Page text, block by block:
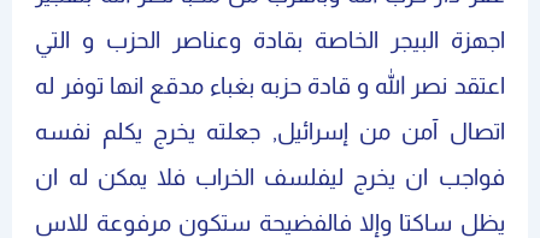
اجهزة البيجر الخاصة بقادة وعناصر الحزب و التي
اعتقد نصر الله و قادة حزبه بغباء مدقع انها توفر له
اتصال آمن من إسرائيل, جعلته يخرج يكلم نفسه
فواجب ان يخرج ليفلسف الخراب فلا يمكن له ان
يظل ساكتا وإلا فالفضيحة ستكون مرفوعة للاس